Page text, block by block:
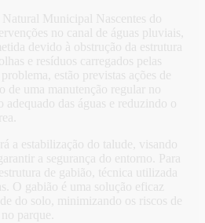
Municipal Nascentes do
no canal de águas pluviais,
devido à obstrução da estrutura
e resíduos carregados pelas
estão previstas ações de
de uma manutenção regular no
adequado das águas e reduzindo o
a estabilização do talude, visando
a segurança do entorno. Para
de gabião, técnica utilizada
O gabião é uma solução eficaz
do solo, minimizando os riscos de
parque.